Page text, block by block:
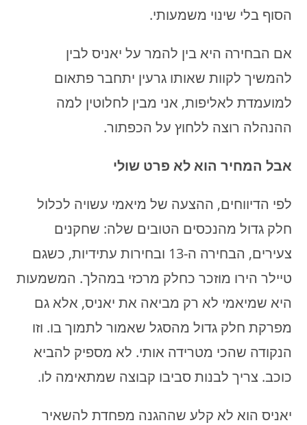
הסוף בלי שינוי משמעותי.
אם הבחירה היא בין להמר על יאניס לבין
להמשיך לקוות שאותו גרעין יתחבר פתאום
למועמדת לאליפות, אני מבין לחלוטין למה
ההנהלה רוצה ללחוץ על הכפתור.
אבל המחיר הוא לא פרט שולי
לפי הדיווחים, ההצעה של מיאמי עשויה לכלול
חלק גדול מהנכסים הטובים שלה: שחקנים
צעירים, הבחירה ה-13 ובחירות עתידיות, כשגם
טיילר הירו מוזכר כחלק מרכזי במהלך. המשמעות
היא שמיאמי לא רק מביאה את יאניס, אלא גם
מפרקת חלק גדול מהסגל שאמור לתמוך בו. וזו
הנקודה שהכי מטרידה אותי. לא מספיק להביא
כוכב. צריך לבנות סביבו קבוצה שמתאימה לו.
יאניס הוא לא קלע שההגנה מפחדת להשאיר